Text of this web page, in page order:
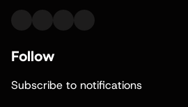
Follow
Subscribe to notifications